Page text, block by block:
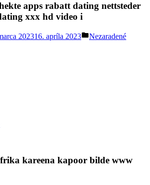
apps rabatt dating nettsteder
xxx hd video i
202316. apríla 2023
Posted
Nezaradené
kareena kapoor bilde www